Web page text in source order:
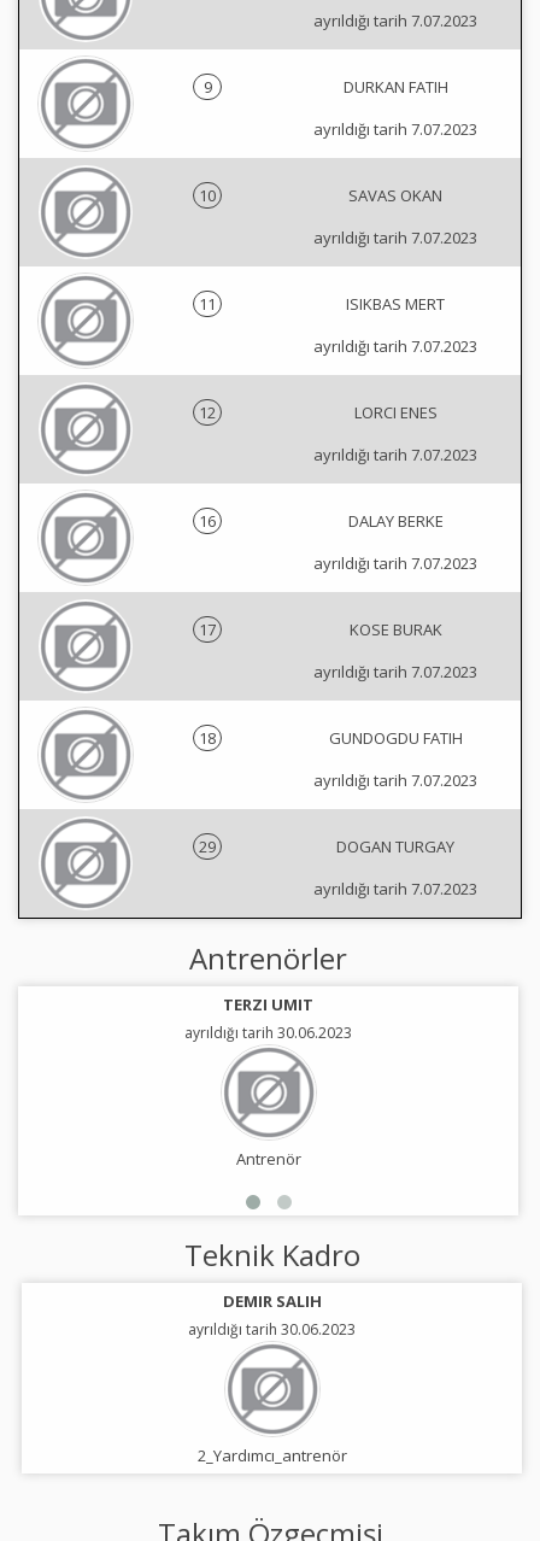
ayrıldığı tarih 7.07.2023
9
DURKAN FATIH
ayrıldığı tarih 7.07.2023
10
SAVAS OKAN
ayrıldığı tarih 7.07.2023
11
ISIKBAS MERT
ayrıldığı tarih 7.07.2023
12
LORCI ENES
ayrıldığı tarih 7.07.2023
16
DALAY BERKE
ayrıldığı tarih 7.07.2023
17
KOSE BURAK
ayrıldığı tarih 7.07.2023
18
GUNDOGDU FATIH
ayrıldığı tarih 7.07.2023
29
DOGAN TURGAY
ayrıldığı tarih 7.07.2023
Antrenörler
TERZI UMIT
ayrıldığı tarih 30.06.2023
Antrenör
Teknik Kadro
DEMIR SALIH
ayrıldığı tarih 30.06.2023
2_Yardımcı_antrenör